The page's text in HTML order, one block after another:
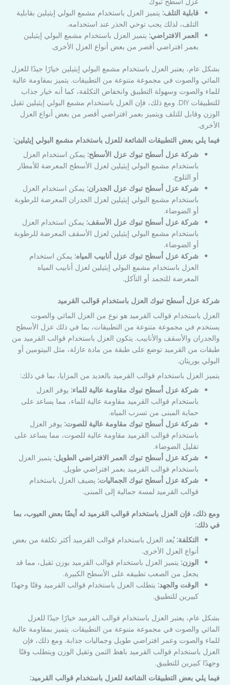
قابلية التلف: يتميز العزل باستخدام مشمع البولي إيثيلين بقابلية
التلف، لذلك يجب توخي الحذر عند استخدامه.
العمر الافتراضي: يتميز العزل باستخدام مشمع البولي إيثيلين
بعمر افتراضي أقصر من بعض أنواع العزل الأخرى.
بشكل عام، يعتبر العزل باستخدام مشمع البولي إيثيلين خيارًا جيدًا للعزل
المائي والصوت في مجموعة متنوعة من التطبيقات. يتميز بمقاومة عالية
للماء والصوت وسهولة التطبيق وانخفاض التكلفة، كما أنه خيار جذاب
للتطبيقات DIY. ومع ذلك، فإن العزل باستخدام مشمع البولي إيثيلين ثقيل
الوزن وقابل للتلف ويتميز بعمر افتراضي أقصر من بعض أنواع العزل
الأخرى.
فيما يلي بعض التطبيقات الشائعة للعزل باستخدام مشمع البولي إيثيلين:
شركة عزل أسطح تبوك عزل الأسطح: يمكن استخدام العزل
باستخدام مشمع البولي إيثيلين لعزل الأسطح المعرضة للأمطار
أو الثلوج.
شركة عزل أسطح تبوك عزل الجدران: يمكن استخدام العزل
باستخدام مشمع البولي إيثيلين لعزل الجدران المعرضة للرطوبة
أو الضوضاء.
شركة عزل أسطح تبوك عزل الأسقف: يمكن استخدام العزل
باستخدام مشمع البولي إيثيلين لعزل الأسقف المعرضة للرطوبة
أو الضوضاء.
شركة عزل أسطح تبوك عزل أنابيب المياه: يمكن استخدام
العزل باستخدام مشمع البولي إيثيلين لعزل أنابيب المياه
المعرضة للتجمد أو التآكل.
شركة عزل أسطح تبوك العزل باستخدام قوالب القرميد
العزل باستخدام قوالب القرميد هو نوع من العزل المائي والصوت
يستخدم في مجموعة متنوعة من التطبيقات، بما في ذلك عزل الأسطح
والجدران والأسقف والأنابيب. يتكون العزل باستخدام قوالب القرميد من
طبقات من القرميد توضع على طبقة من مادة عازلة، مثل البيتومين أو
البولي يوريثان.
يتميز العزل باستخدام قوالب القرميد بالعديد من المزايا، بما في ذلك:
شركة عزل أسطح تبوك مقاومة عالية للماء: يوفر العزل
باستخدام قوالب القرميد مقاومة عالية للماء، مما يساعد على
حماية المبنى من تسرب المياه.
شركة عزل أسطح تبوك مقاومة عالية للصوت: يوفر العزل
باستخدام قوالب القرميد مقاومة عالية للصوت، مما يساعد على
تقليل الضوضاء.
شركة عزل أسطح تبوك العمر الافتراضي الطويل: يتميز العزل
باستخدام قوالب القرميد بعمر افتراضي طويل.
شركة عزل أسطح تبوك الجماليات: يضيف العزل باستخدام
قوالب القرميد لمسة جمالية إلى المبنى.
ومع ذلك، فإن العزل باستخدام قوالب القرميد له أيضًا بعض العيوب، بما
في ذلك:
التكلفة: يُعد العزل باستخدام قوالب القرميد أكثر تكلفة من بعض
أنواع العزل الأخرى.
الوزن: يتميز العزل باستخدام قوالب القرميد بوزن ثقيل، مما قد
يجعل من الصعب تطبيقه على الأسطح الكبيرة.
الوقت والجهد: يتطلب العزل باستخدام قوالب القرميد وقتًا وجهدًا
كبيرين للتطبيق.
بشكل عام، يعتبر العزل باستخدام قوالب القرميد خيارًا جيدًا للعزل
المائي والصوت في مجموعة متنوعة من التطبيقات. يتميز بمقاومة عالية
للماء والصوت وعمر افتراضي طويل وجماليات جذابة. ومع ذلك، فإن
العزل باستخدام قوالب القرميد باهظ الثمن وثقيل الوزن ويتطلب وقتًا
وجهدًا كبيرين للتطبيق.
فيما يلي بعض التطبيقات الشائعة للعزل باستخدام قوالب القرميد: